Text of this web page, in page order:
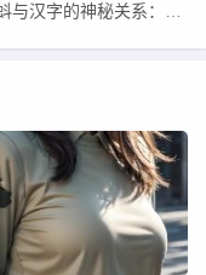
关系：蝌蚪颜色多样背后隐藏的汉字奥秘究竟何在？